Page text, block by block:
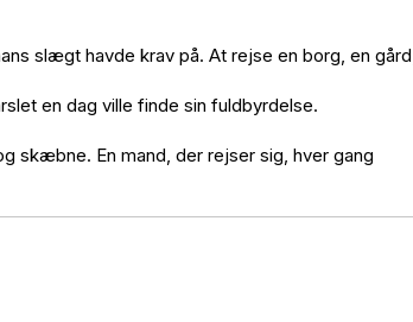
slægt havde krav på. At rejse en borg, en
en dag ville finde sin fuldbyrdelse.
skæbne. En mand, der rejser sig, hver gang